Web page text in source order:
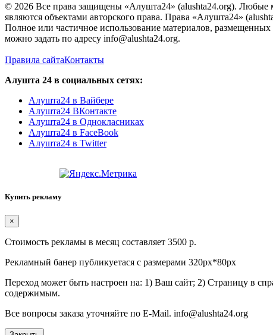
© 2026 Все права защищены «Алушта24» (alushta24.org). Любые
являются объектами авторского права. Права «Алушта24»
Полное или частичное использование материалов,
можно задать по адресу info@alushta24.org.
Правила сайтаКонтакты
Алушта 24 в социальных сетях:
Алушта24 в Вайбере
Алушта24 ВКонтакте
Алушта24 в Однокласниках
Алушта24 в FaceBook
Алушта24 в Twitter
Купить рекламу
×
Стоимость рекламы в месяц составляет 3500 р.
Рекламный банер публикуетася с размерами 320px*80px
Переход может быть настроен на: 1) Ваш сайт; 2) Страницу в
содержимым.
Все вопросы заказа уточняйте по E-Mail. info@alushta24.org